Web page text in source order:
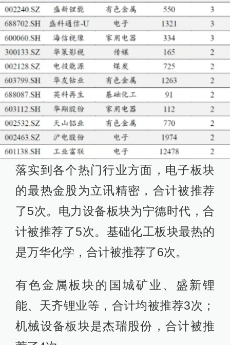
落实到各个热门行业方面，电子板块
的最热金股为立讯精密，合计被推荐
了5次。电力设备板块为宁德时代，合
计被推荐了5次。基础化工板块最热的
是万华化学，合计被推荐了6次。
有色金属板块的国城矿业、盛新锂
能、天齐锂业等，合计均被推荐3次；
机械设备板块是杰瑞股份，合计被推